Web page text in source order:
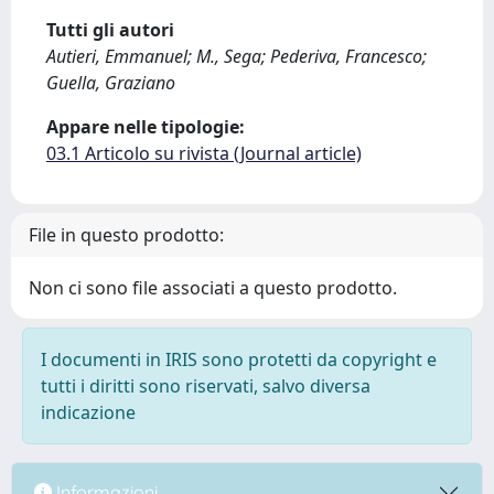
Tutti gli autori
Autieri, Emmanuel; M., Sega; Pederiva, Francesco;
Guella, Graziano
Appare nelle tipologie:
03.1 Articolo su rivista (Journal article)
File in questo prodotto:
Non ci sono file associati a questo prodotto.
I documenti in IRIS sono protetti da copyright e
tutti i diritti sono riservati, salvo diversa
indicazione